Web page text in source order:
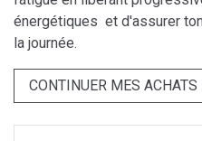
énergétiques et d'assurer
la journée.
CONTINUER MES ACHATS